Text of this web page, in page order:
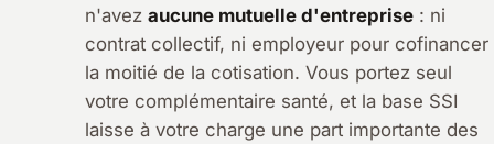
n'avez aucune mutuelle d'entreprise: ni
contrat collectif, ni employeur pour cofinancer
la moitié de la cotisation. Vous portez seul
votre complémentaire santé, et la base SSI
laisse à votre charge une part importante des